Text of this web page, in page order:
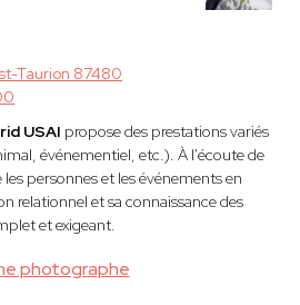
photographe
Taurion 87480
USAI propose des prestations variés
événementiel, etc.). À l'écoute de
personnes et les événements en
relationnel et sa connaissance des
et exigeant.